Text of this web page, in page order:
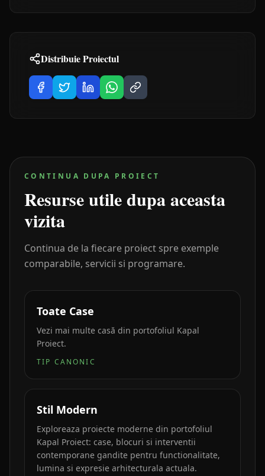
Distribuie Proiectul
CONTINUA DUPA PROIECT
Resurse utile dupa aceasta
vizita
Continua de la fiecare proiect spre exemple
comparabile, servicii si programare.
Toate Case
Vezi mai multe casă din portofoliul Kapal
Proiect.
TIP CANONIC
Stil Modern
Exploreaza proiecte moderne din portofoliul
Kapal Proiect: case, blocuri si interventii
contemporane gandite pentru functionalitate,
lumina si expresie arhitecturala actuala.